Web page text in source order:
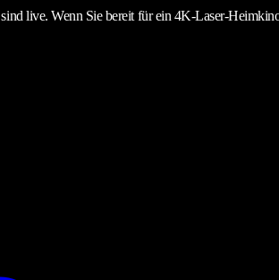
sind live. Wenn Sie bereit für ein 4K-Laser-